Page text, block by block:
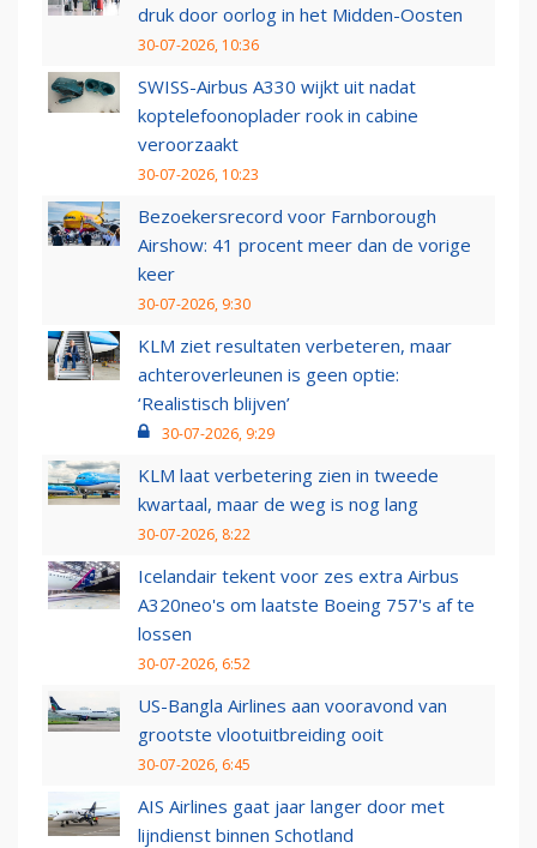
druk door oorlog in het Midden-Oosten
30-07-2026, 10:36
SWISS-Airbus A330 wijkt uit nadat
koptelefoonoplader rook in cabine
veroorzaakt
30-07-2026, 10:23
Bezoekersrecord voor Farnborough
Airshow: 41 procent meer dan de vorige
keer
30-07-2026, 9:30
KLM ziet resultaten verbeteren, maar
achteroverleunen is geen optie:
‘Realistisch blijven’
30-07-2026, 9:29
KLM laat verbetering zien in tweede
kwartaal, maar de weg is nog lang
30-07-2026, 8:22
Icelandair tekent voor zes extra Airbus
A320neo's om laatste Boeing 757's af te
lossen
30-07-2026, 6:52
US-Bangla Airlines aan vooravond van
grootste vlootuitbreiding ooit
30-07-2026, 6:45
AIS Airlines gaat jaar langer door met
lijndienst binnen Schotland